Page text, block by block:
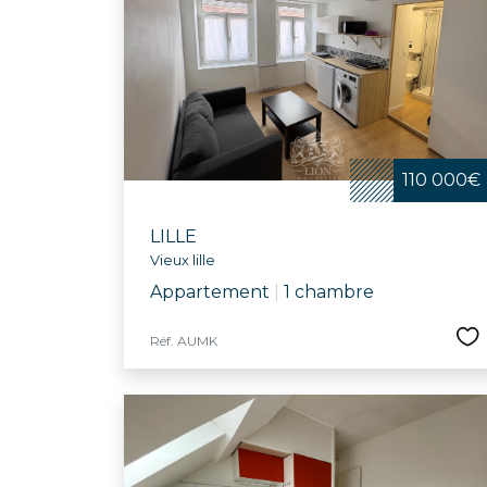
110 000€
LILLE
Vieux lille
Appartement 1 chambre
Réf. AUMK